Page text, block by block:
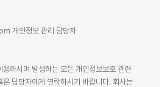
개인정보 관리 담당자
하시며 발생하는 모든 개인정보보호 관련
담당자에게 연락하시기 바랍니다. 회사는